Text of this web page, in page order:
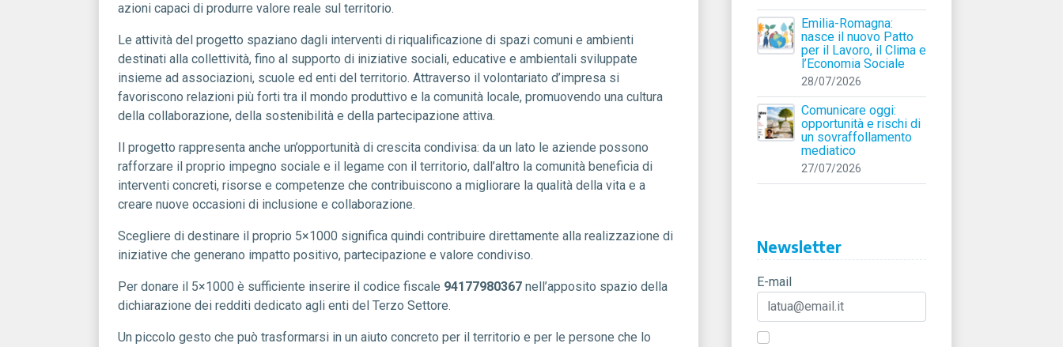
azioni capaci di produrre valore reale sul territorio.
Le attività del progetto spaziano dagli interventi di riqualificazione di spazi comuni e ambienti
destinati alla collettività, fino al supporto di iniziative sociali, educative e ambientali sviluppate
insieme ad associazioni, scuole ed enti del territorio. Attraverso il volontariato d’impresa si
favoriscono relazioni più forti tra il mondo produttivo e la comunità locale, promuovendo una cultura
della collaborazione, della sostenibilità e della partecipazione attiva.
Il progetto rappresenta anche un’opportunità di crescita condivisa: da un lato le aziende possono
rafforzare il proprio impegno sociale e il legame con il territorio, dall’altro la comunità beneficia di
interventi concreti, risorse e competenze che contribuiscono a migliorare la qualità della vita e a
creare nuove occasioni di inclusione e collaborazione.
Scegliere di destinare il proprio 5×1000 significa quindi contribuire direttamente alla realizzazione di
iniziative che generano impatto positivo, partecipazione e valore condiviso.
Per donare il 5×1000 è sufficiente inserire il codice fiscale 94177980367 nell’apposito spazio della
dichiarazione dei redditi dedicato agli enti del Terzo Settore.
Un piccolo gesto che può trasformarsi in un aiuto concreto per il territorio e per le persone che lo
Emilia-Romagna:
nasce il nuovo Patto
per il Lavoro, il Clima e
l’Economia Sociale
28/07/2026
Comunicare oggi:
opportunità e rischi di
un sovraffollamento
mediatico
27/07/2026
Newsletter
E-mail